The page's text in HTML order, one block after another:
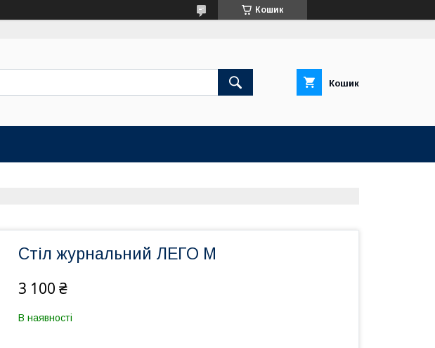
Кошик
Кошик
Стіл журнальний ЛЕГО M
3 100 ₴
В наявності